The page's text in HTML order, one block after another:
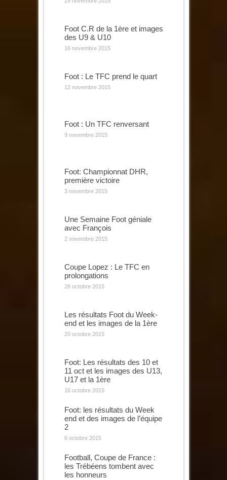
Foot C.R de la 1ère et images
des U9 & U10
16 novembre 2015
Foot : Le TFC prend le quart
12 novembre 2015
Foot : Un TFC renversant
9 novembre 2015
Foot: Championnat DHR,
première victoire
3 novembre 2015
Une Semaine Foot géniale
avec François
2 novembre 2015
Coupe Lopez : Le TFC en
prolongations
26 octobre 2015
Les résultats Foot du Week-
end et les images de la 1ère
20 octobre 2015
Foot: Les résultats des 10 et
11 oct et les images des U13,
U17 et la 1ère
16 octobre 2015
Foot: les résultats du Week
end et des images de l’équipe
2
6 octobre 2015
Football, Coupe de France :
les Trébéens tombent avec
les honneurs